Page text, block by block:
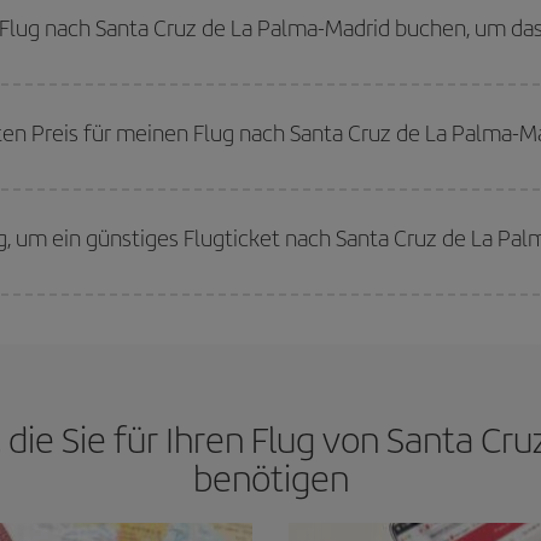
Sie einen Wochenendtripp planen: Je früher Sie Ihren Flug buchen,
nach Santa Cruz de La Palma-Madrid buchen, um
sind. Deshalb ist es von
grundlegender Bedeutung,frühzeitig zu
Preis für meinen Flug nach Santa Cruz de La Palma-
um ein günstiges Flugticket nach Santa Cruz de La
Sie für Ihren Flug von Santa
benötigen